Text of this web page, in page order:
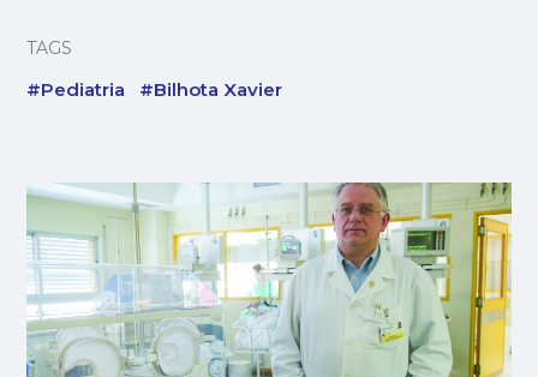
TAGS
#Pediatria #Bilhota Xavier